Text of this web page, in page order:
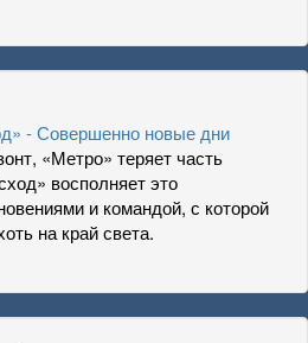
- Совершенно новые дни
«Метро» теряет часть
восполняет это
и командой, с которой
на край света.